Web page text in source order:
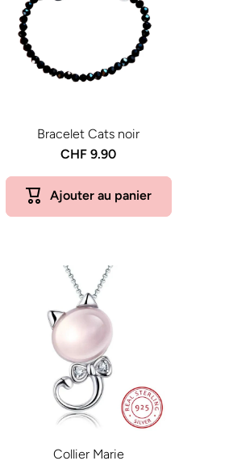
Bracelet Cats noir
CHF 9.90
Ajouter au panier
Collier Marie